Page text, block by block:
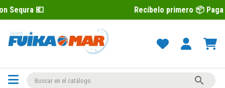
Recíbelo primero 📦 Paga después
